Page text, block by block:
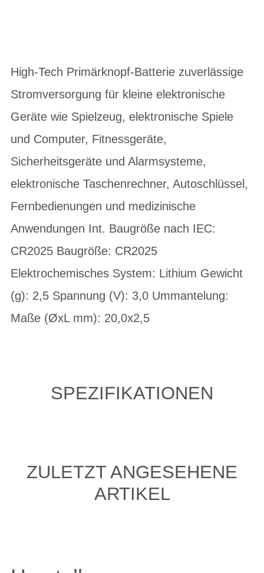
High-Tech Primärknopf-Batterie zuverlässige
Stromversorgung für kleine elektronische
Geräte wie Spielzeug, elektronische Spiele
und Computer, Fitnessgeräte,
Sicherheitsgeräte und Alarmsysteme,
elektronische Taschenrechner, Autoschlüssel,
Fernbedienungen und medizinische
Anwendungen Int. Baugröße nach IEC:
CR2025 Baugröße: CR2025
Elektrochemisches System: Lithium Gewicht
(g): 2,5 Spannung (V): 3,0 Ummantelung:
Maße (ØxL mm): 20,0x2,5
SPEZIFIKATIONEN
ZULETZT ANGESEHENE
ARTIKEL